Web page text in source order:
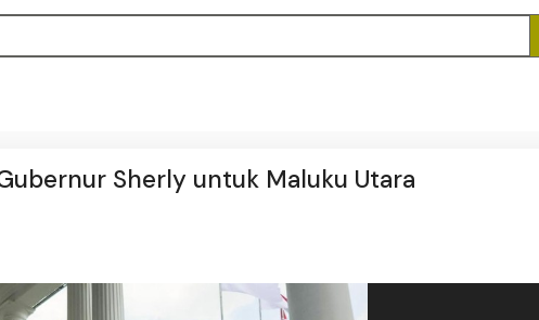
Sherly untuk Maluku Utara